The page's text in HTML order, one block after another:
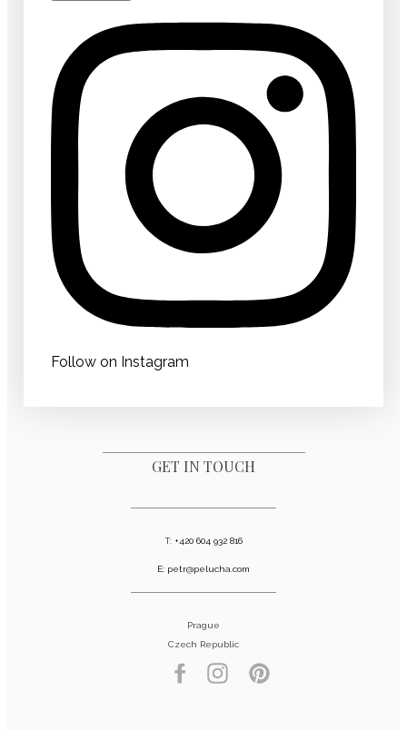
Follow on Instagram
GET IN TOUCH
T: +420 604 932 816
E: petr@pelucha.com
Prague
Czech Republic